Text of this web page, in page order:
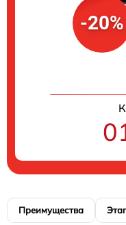
-20%
Преимущества